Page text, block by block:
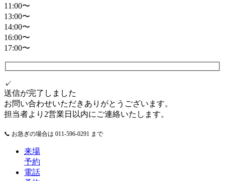
11:00〜
13:00〜
14:00〜
16:00〜
17:00〜
✓
送信が完了しました
お問い合わせいただきありがとうございます。
担当者より2営業日以内にご連絡いたします。
📞 お急ぎの場合は 011-596-0291 まで
来場
予約
電話